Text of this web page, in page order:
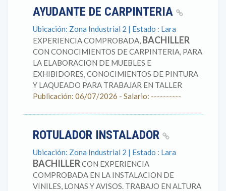
AYUDANTE DE CARPINTERIA
Ubicación: Zona Industrial 2 | Estado : Lara
EXPERIENCIA COMPROBADA, BACHILLER
CON CONOCIMIENTOS DE CARPINTERIA, PARA
LA ELABORACION DE MUEBLES E
EXHIBIDORES, CONOCIMIENTOS DE PINTURA
Y LAQUEADO PARA TRABAJAR EN TALLER
Publicación: 06/07/2026 - Salario: ----------
ROTULADOR INSTALADOR
Ubicación: Zona Industrial 2 | Estado : Lara
BACHILLERCON EXPERIENCIA
COMPROBADA EN LA INSTALACION DE
VINILES, LONAS Y AVISOS. TRABAJO EN ALTURA